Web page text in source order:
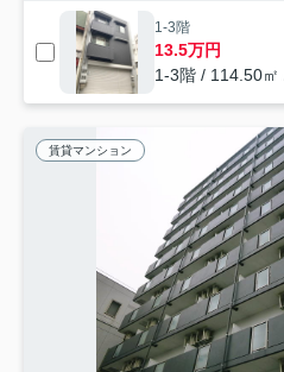
1-3階
13.5万円
1-3階 / 114.50㎡
賃貸マンション